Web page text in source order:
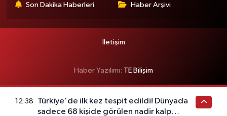
Son Dakika Haberleri Haber Arşivi
İletişim
Haber Yazılımı: TE Bilişim
12:38
Türkiye'de ilk kez tespit edildi! Dünyada
sadece 68 kişide görülen nadir kalp